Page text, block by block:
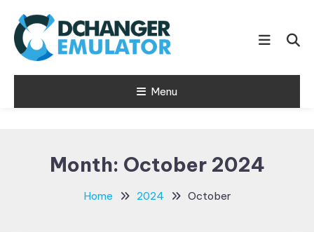
Content
CDCHANGERMenu
Month: October 2024
Home 2024 October